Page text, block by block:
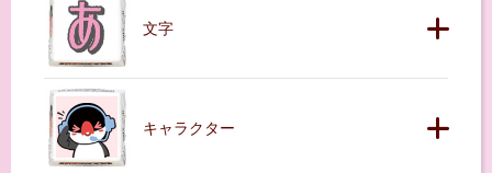
文字
キャラクター